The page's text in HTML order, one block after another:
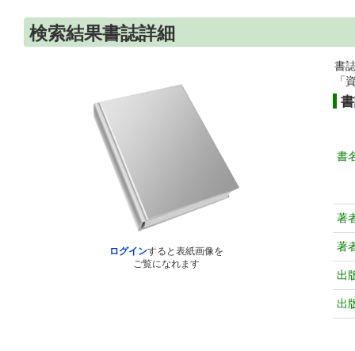
検索結果書誌詳細
ログインすると表紙画像を
ご覧になれます
書
「
書
著
著
出
出